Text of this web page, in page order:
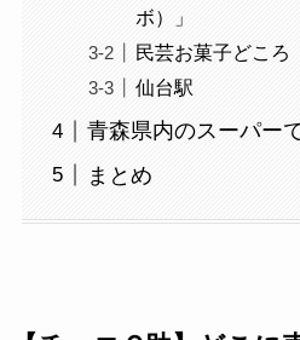
ボ）」
民芸お菓子どこ
仙台駅
青森県内のスーパー
まとめ